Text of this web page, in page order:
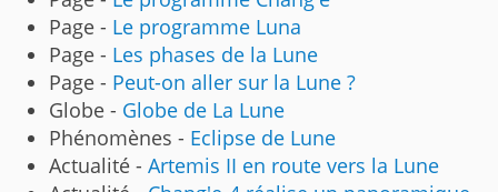
Page - Le programme Luna
Page - Les phases de la Lune
Page - Peut-on aller sur la Lune ?
Globe - Globe de La Lune
Phénomènes - Eclipse de Lune
Actualité - Artemis II en route vers la Lune